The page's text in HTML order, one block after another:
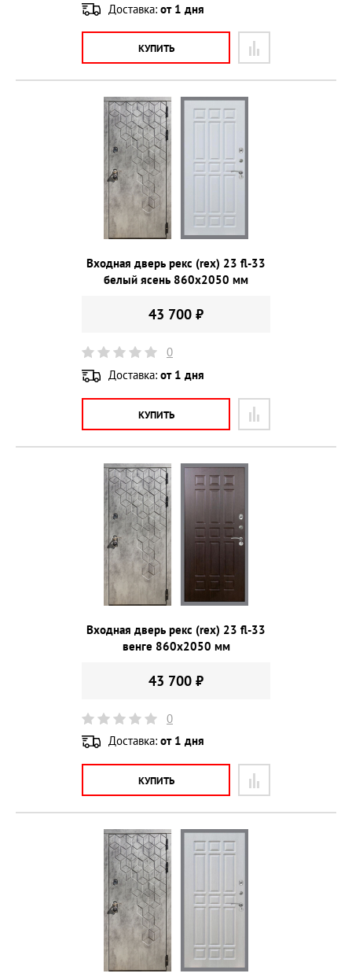
Доставка: от 1 дня
КУПИТЬ
Входная дверь рекс (rex) 23 fl-33
белый ясень 860х2050 мм
43 700 ₽
0
Доставка: от 1 дня
КУПИТЬ
Входная дверь рекс (rex) 23 fl-33
венге 860х2050 мм
43 700 ₽
0
Доставка: от 1 дня
КУПИТЬ